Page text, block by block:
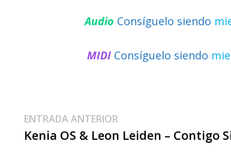
Audio Consíguelo siendo
MIDI Consíguelo siendo
Navegación
De
ENTRADA ANTERIOR
anterior:
Kenia OS & Leon Leiden – Contigo